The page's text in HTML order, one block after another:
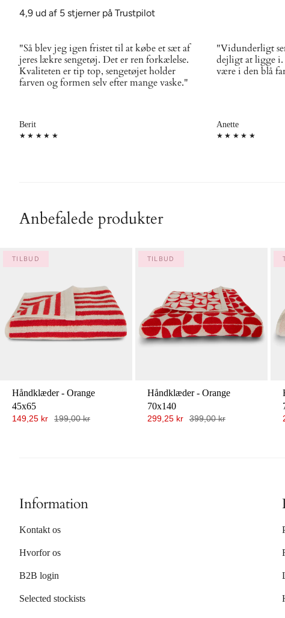
4,9 ud af 5 stjerner på Trustpilot
"Så blev jeg igen fristet til at købe et sæt af
jeres lækre sengetøj. Det er ren forkælelse.
Kvaliteten er tip top, sengetøjet holder
farven og formen selv efter mange vaske."
Berit
★★★★★
"Vidunderligt
dejligt at ligge
være i den blå
Anette
★★★★★
Anbefalede produkter
TILBUD
Håndklæder - Orange
45x65
149,25 kr 199,00 kr
TILBUD
Håndklæder - Orange
70x140
299,25 kr 399,00 kr
Information
Kontakt os
Hvorfor os
B2B login
Selected stockists